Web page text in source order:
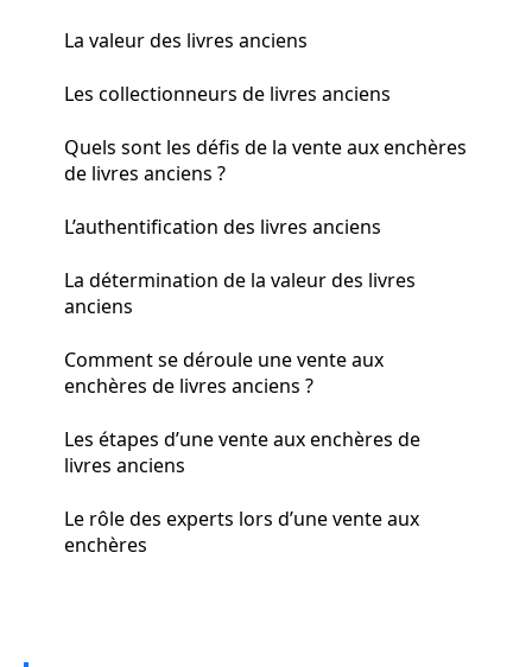
La valeur des livres anciens
Les collectionneurs de livres anciens
Quels sont les défis de la vente aux enchères
de livres anciens ?
L’authentification des livres anciens
La détermination de la valeur des livres
anciens
Comment se déroule une vente aux
enchères de livres anciens ?
Les étapes d’une vente aux enchères de
livres anciens
Le rôle des experts lors d’une vente aux
enchères